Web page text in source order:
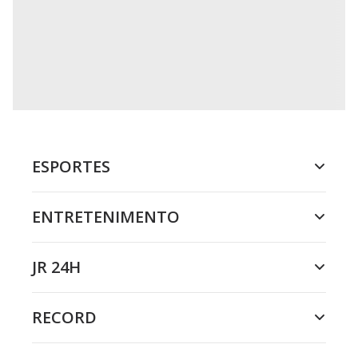
ESPORTES
ENTRETENIMENTO
JR 24H
RECORD